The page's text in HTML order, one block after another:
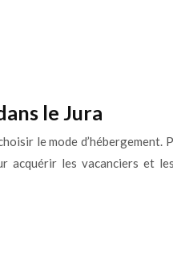
le Jura
le mode d’hébergement.
acquérir les vacanciers et